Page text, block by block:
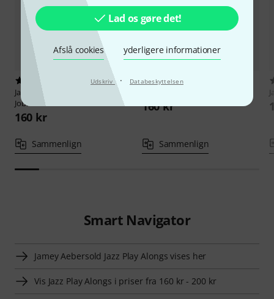
Lad os gøre det!
Afslå cookies yderligere informationer
Udskriv · Databeskyttelsen
Jamey Aebersold
Antonio Carlos
Jobim
160 kr
Sammenlign
160 kr
Sammenlign
Smart Navigator
Jamey Aebersold Jazz Play Alongs vises her
Vis Jazz Play Alongs i priser fra 160 kr - 200 kr